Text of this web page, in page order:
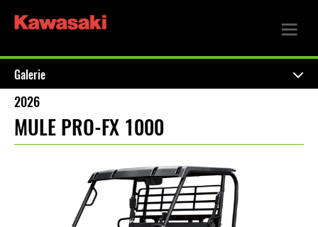
Galerie
2026
MULE PRO-FX 1000